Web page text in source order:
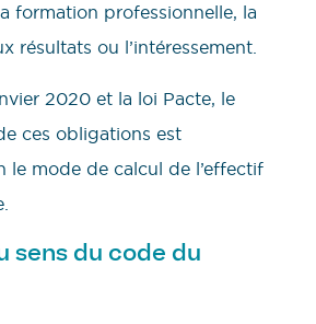
formation professionnelle, la
résultats ou l’intéressement.
2020 et la loi Pacte, le
ces obligations est
le mode de calcul de l’effectif
sens du code du